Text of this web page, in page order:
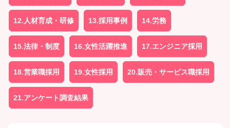
12.人材育成・研修 13.採用事例 14.労務
15.法律・制度 16.女性活躍推進 17.エンジニア採用
18.営業職採用 19.女性採用 20.販売・サービス職採用
21.アンケート調査結果